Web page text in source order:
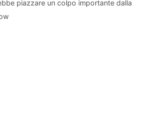
piazzare un colpo importante dalla